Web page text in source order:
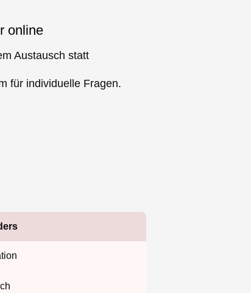
online
Austausch statt
für individuelle Fragen.